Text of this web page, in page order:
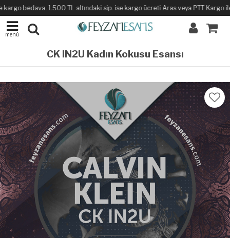
bedava. 1.500 TL altındaki sip. ise kargo ücreti Aras veya PTT Kargo
menü
CK IN2U Kadın Kokusu Esansı